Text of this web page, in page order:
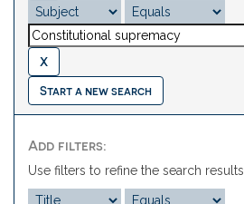
Start a new search
Add filters:
Use filters to refine the search results.